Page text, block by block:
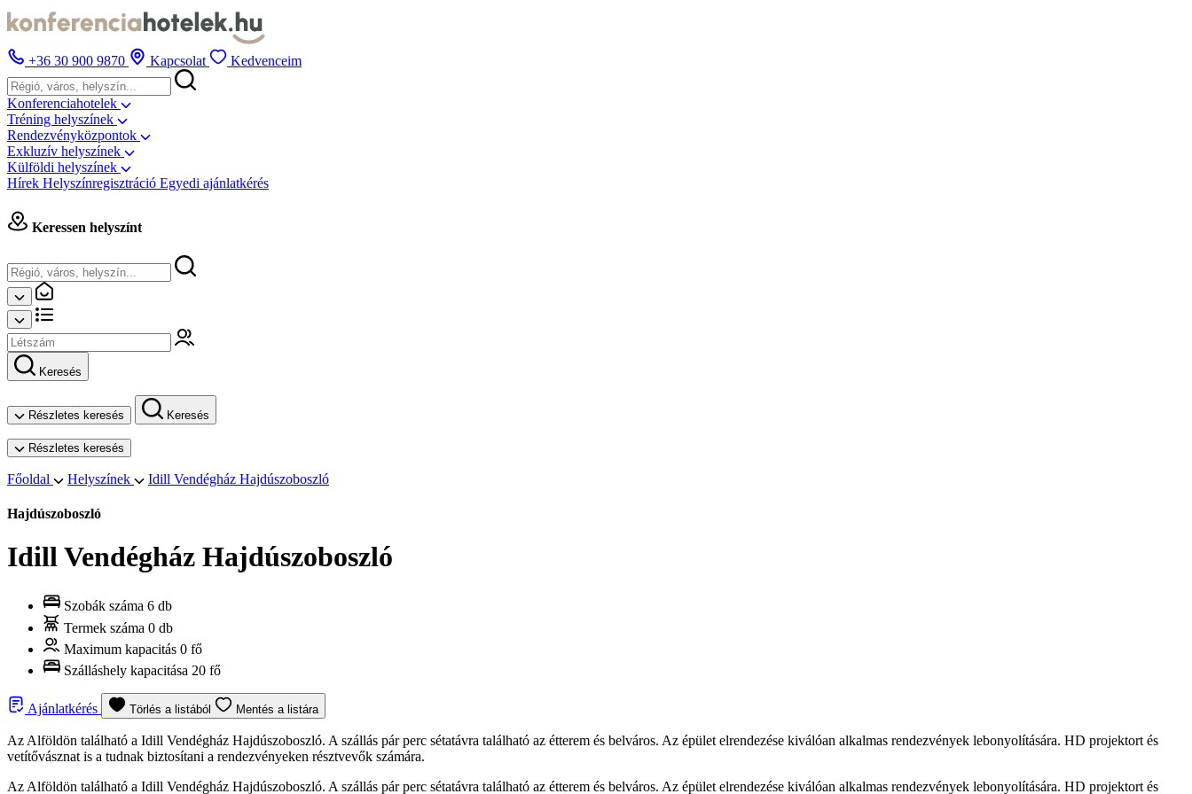
+36 30 900 9870 Kapcsolat Kedvenceim
Konferenciahotelek
Tréning helyszínek
Rendezvényközpontok
Exkluzív helyszínek
Külföldi helyszínek
Hírek Helyszínregisztráció Egyedi ajánlatkérés
Keressen helyszínt
Keresés
Részletes keresés Keresés
Részletes keresés
Főoldal Helyszínek Idill Vendégház Hajdúszoboszló
Hajdúszoboszló
Idill Vendégház Hajdúszoboszló
Szobák száma 6 db
Termek száma 0 db
Maximum kapacitás 0 fő
Szálláshely kapacitása 20 fő
Ajánlatkérés Törlés a listából Mentés a listára
Az Alföldön található a Idill Vendégház Hajdúszoboszló. A szállás pár perc sétatávra található az étterem és belváros. Az épület elrendezése kiválóan alkalmas rendezvények lebonyolítására. HD projektort és
vetítővásznat is a tudnak biztosítani a rendezvényeken résztvevők számára.
Az Alföldön található a Idill Vendégház Hajdúszoboszló. A szállás pár perc sétatávra található az étterem és belváros. Az épület elrendezése kiválóan alkalmas rendezvények lebonyolítására. HD projektort és